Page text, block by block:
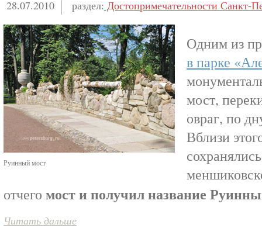
28.07.2010 раздел: Достопримечательности Санкт-
Руинный мост
Одним из
в парке
мост,
овраг, по
Вблизи
отчего мост и получил название
Читать дальше